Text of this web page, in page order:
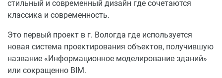
стильный и современный дизайн где сочетаются
классика и современность.
Это первый проект в г. Вологда где используется
новая система проектирования объектов, получившую
название «Информационное моделирование зданий»
или сокращенно BIM.